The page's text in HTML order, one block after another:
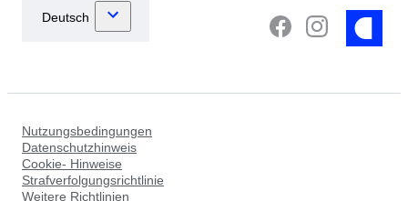
Nutzungsbedingungen
Datenschutzhinweis
Cookie- Hinweise
Strafverfolgungsrichtlinie
Weitere Richtlinien